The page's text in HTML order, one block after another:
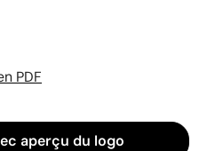
PDF
aperçu du logo